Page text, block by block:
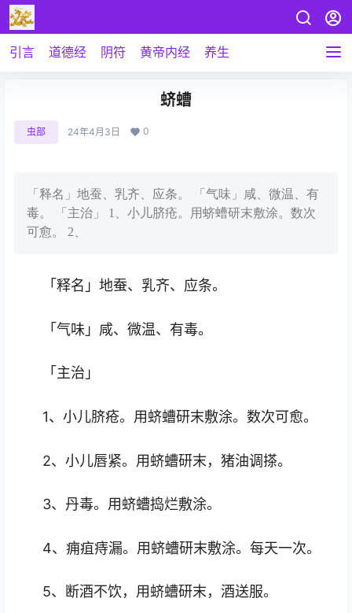
引言 道德经 阴符 黄帝内经 养生
蛴螬
虫部 24年4月3日 0
「释名」地蚕、乳齐、应条。 「气味」咸、微温、有
毒。 「主治」 1、小儿脐疮。用蛴螬研末敷涂。数次
可愈。 2、
「释名」地蚕、乳齐、应条。
「气味」咸、微温、有毒。
「主治」
1、小儿脐疮。用蛴螬研末敷涂。数次可愈。
2、小儿唇紧。用蛴螬研末，猪油调搽。
3、丹毒。用蛴螬捣烂敷涂。
4、痈疽痔漏。用蛴螬研末敷涂。每天一次。
5、断酒不饮，用蛴螬研末，酒送服。